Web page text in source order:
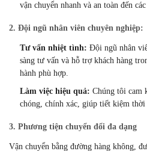
vận chuyển nhanh và an toàn đến
2. Đội ngũ nhân viên chuyên nghiệp:
Tư vấn nhiệt tình:Đội ngũ nhân
sàng tư vấn và hỗ trợ khách hàng
hành phù hợp.
Làm việc hiệu quả:Chúng tôi cam
chóng,chính xác,giúp tiết kiệm thời
3. Phương tiện chuyển đổi đa dạng
Vận chuyển bằng đường hàng không,